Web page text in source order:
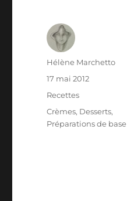
Auteur
Hélène Marchetto
Publié
17 mai 2012
Catégories
Recettes
Étiquettes
Crèmes, Desserts,
Préparations de base